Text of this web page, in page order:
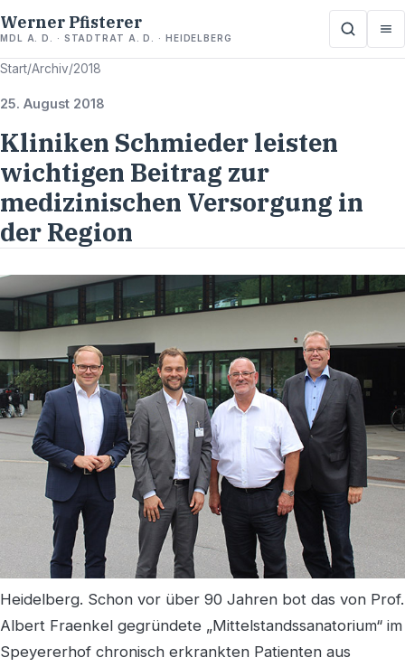
Werner Pfisterer
MDL A. D. · STADTRAT A. D. · HEIDELBERG
Start/Archiv/2018
25. August 2018
Kliniken Schmieder leisten
wichtigen Beitrag zur
medizinischen Versorgung in
der Region
Heidelberg. Schon vor über 90 Jahren bot das von Prof.
Albert Fraenkel gegründete „Mittelstandssanatorium“ im
Speyererhof chronisch erkrankten Patienten aus